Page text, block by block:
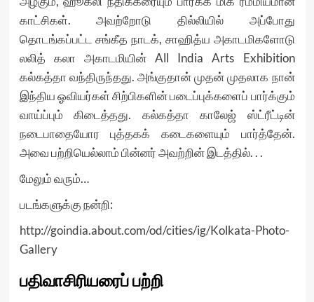
காட்சிகள். அவற்றோடு தில்லியில் அப்போது
தொடங்கப்பட்ட சங்கீத நாடக், சாஹித்ய அகாடமிகளோடு
லலித் கலா அகாடமியின் All India Arts Exhibition
கல்கத்தா வந்திருந்தது. அங்குதான் முதன் முதலாக நான்
இந்திய ஓவியர்கள் சிற்பிகளின் படைப்புக்களைப் பார்க்கும்
வாய்ப்பும் கிடைத்தது. கல்கத்தா காலேஜ் ஸ்ட்ரீட்டின்
நடைபாதையோர புத்தகக் கடைகளையும் பார்த்தேன்.
அவை பற்றியெல்லாம் பின்னர் அவற்றின் இடத்தில். . .
மேலும் வரும்…
படங்களுக்கு நன்றி:
http://goindia.about.com/od/cities/ig/Kolkata-Photo-
Gallery
பதிவாசிரியரைப் பற்றி